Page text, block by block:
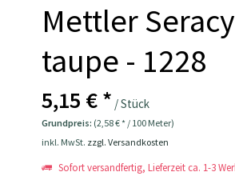
Mettler
taupe - 1228
5,15 € * / Stück
Grundpreis: (2,58 € * / 100 Meter)
inkl. MwSt. zzgl. Versandkosten
Sofort versandfertig, Lieferzeit ca. 1-3